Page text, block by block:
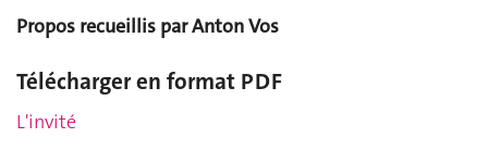
Propos recueillis par Anton Vos
Télécharger en format PDF
L'invité